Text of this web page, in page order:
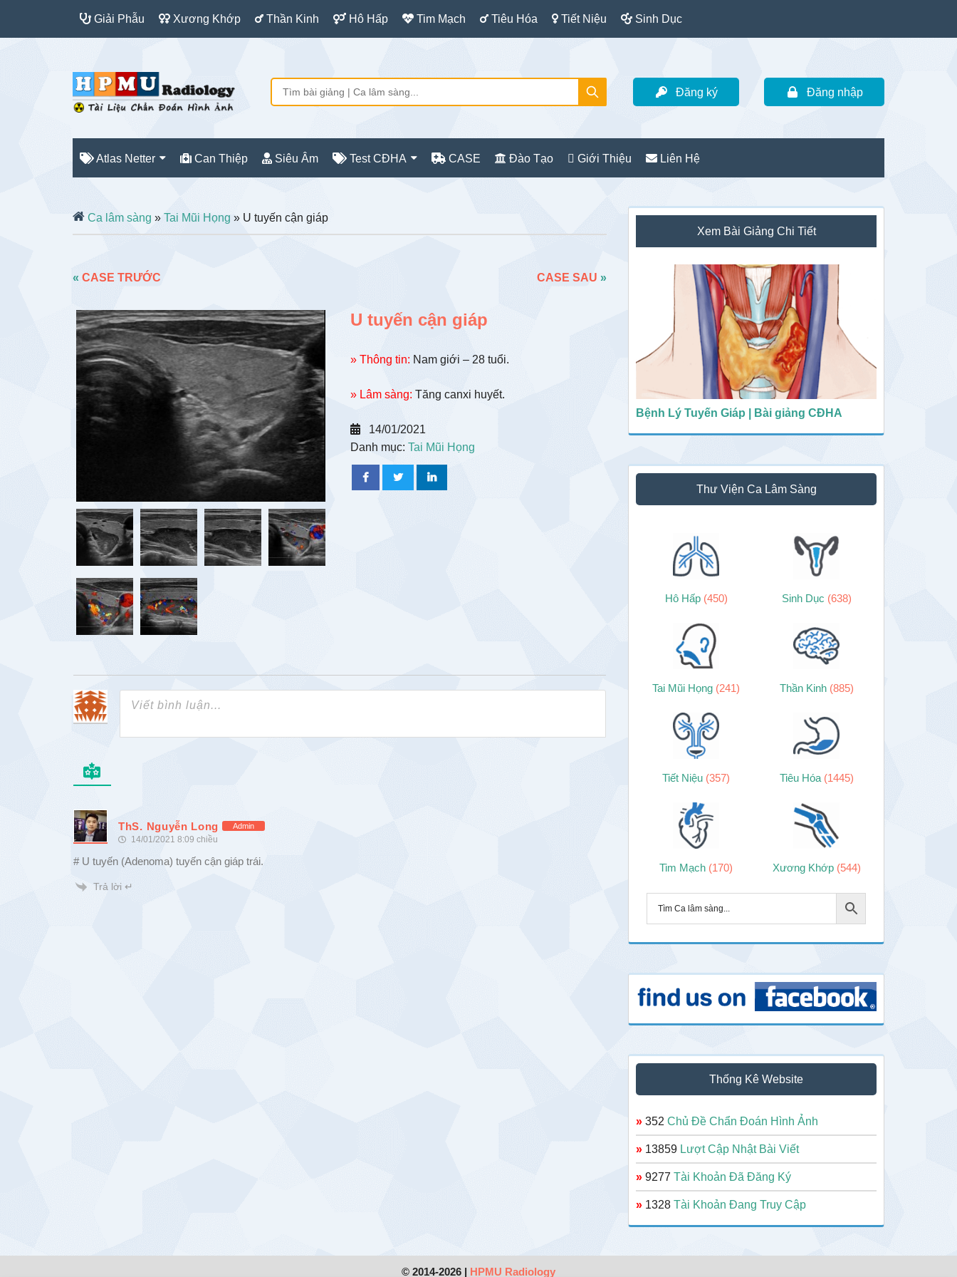
Giải Phẫu Xương Khớp Thần Kinh Hô Hấp Tim Mạch Tiêu Hóa Tiết Niệu Sinh Dục
Đăng ký Đăng nhập
Atlas Netter Can Thiệp Siêu Âm Test CĐHA CASE Đào Tạo Giới Thiệu Liên Hệ
Ca lâm sàng » Tai Mũi Họng » U tuyến cận giáp
« CASE TRƯỚC CASE SAU »
U tuyến cận giáp
» Thông tin: Nam giới – 28 tuổi.
» Lâm sàng: Tăng canxi huyết.
14/01/2021
Danh mục: Tai Mũi Họng
ThS. Nguyễn Long Admin
14/01/2021 8:09 chiều
# U tuyến (Adenoma) tuyến cận giáp trái.
Trả lời ↵
Sidebar
chính
Xem Bài Giảng Chi Tiết
Bệnh Lý Tuyến Giáp | Bài giảng CĐHA
Thư Viện Ca Lâm Sàng
Hô Hấp (450) Sinh Dục (638)
Tai Mũi Họng (241) Thần Kinh (885)
Tiết Niệu (357) Tiêu Hóa (1445)
Tim Mạch (170) Xương Khớp (544)
Thống Kê Website
» 352 Chủ Đề Chẩn Đoán Hình Ảnh
» 13859 Lượt Cập Nhật Bài Viết
» 9277 Tài Khoản Đã Đăng Ký
» 1328 Tài Khoản Đang Truy Cập
© 2014-2026 | HPMU Radiology